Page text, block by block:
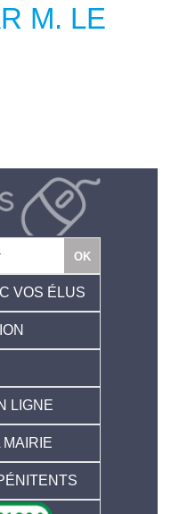
M. LE
VOS ÉLUS
LIGNE